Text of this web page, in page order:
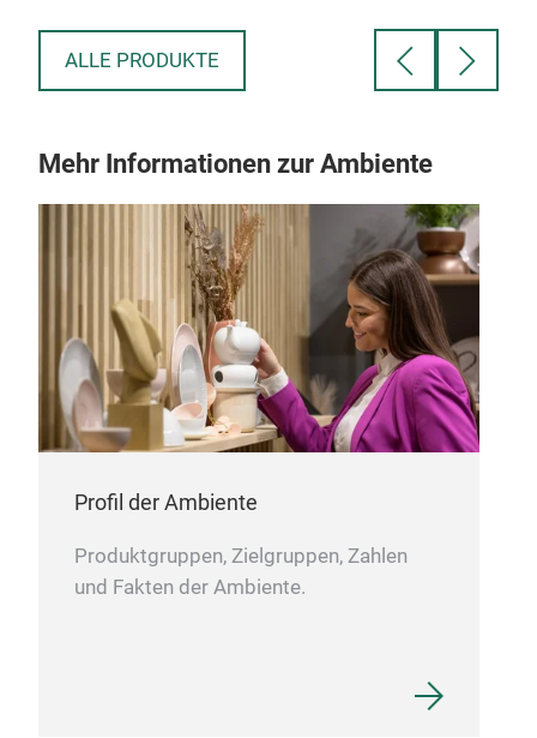
ALLE PRODUKTE
Mehr Informationen zur Ambiente
Profil der Ambiente
Produktgruppen, Zielgruppen, Zahlen
und Fakten der Ambiente.